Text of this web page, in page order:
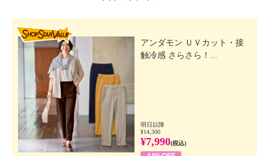
アンダモン ＵＶカット・接
触冷感 さらさら！...
明日以降
¥14,300
¥7,990(税込)